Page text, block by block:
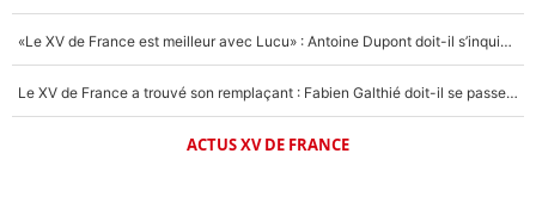
«Le XV de France est meilleur avec Lucu» : Antoine Dupont doit-il s’inquiéter pour sa place ?
Le XV de France a trouvé son remplaçant : Fabien Galthié doit-il se passer d'Antoine Dupont ?
ACTUS XV DE FRANCE